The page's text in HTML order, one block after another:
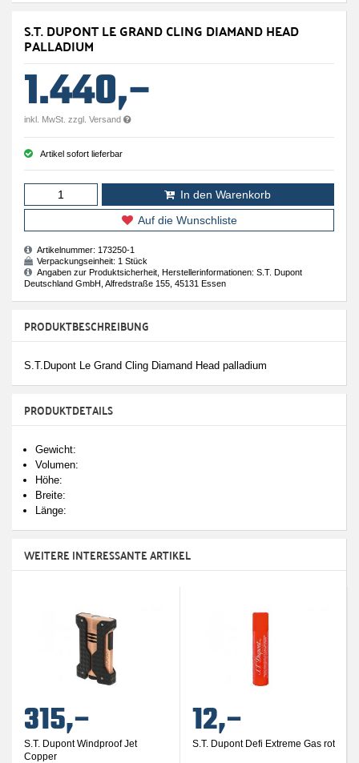
S.T. DUPONT LE GRAND CLING DIAMAND HEAD
PALLADIUM
1.440,–
inkl. MwSt. zzgl. Versand
Artikel sofort lieferbar
In den Warenkorb
Auf die Wunschliste
Artikelnummer: 173250-1
Verpackungseinheit: 1 Stück
Angaben zur Produktsicherheit, Herstellerinformationen: S.T. Dupont
Deutschland GmbH, Alfredstraße 155, 45131 Essen
PRODUKTBESCHREIBUNG
S.T.Dupont Le Grand Cling Diamand Head palladium
PRODUKTDETAILS
Gewicht:
Volumen:
Höhe:
Breite:
Länge:
WEITERE INTERESSANTE ARTIKEL
315,–
S.T. Dupont Windproof Jet
Copper
12,–
S.T. Dupont Defi Extreme Gas rot